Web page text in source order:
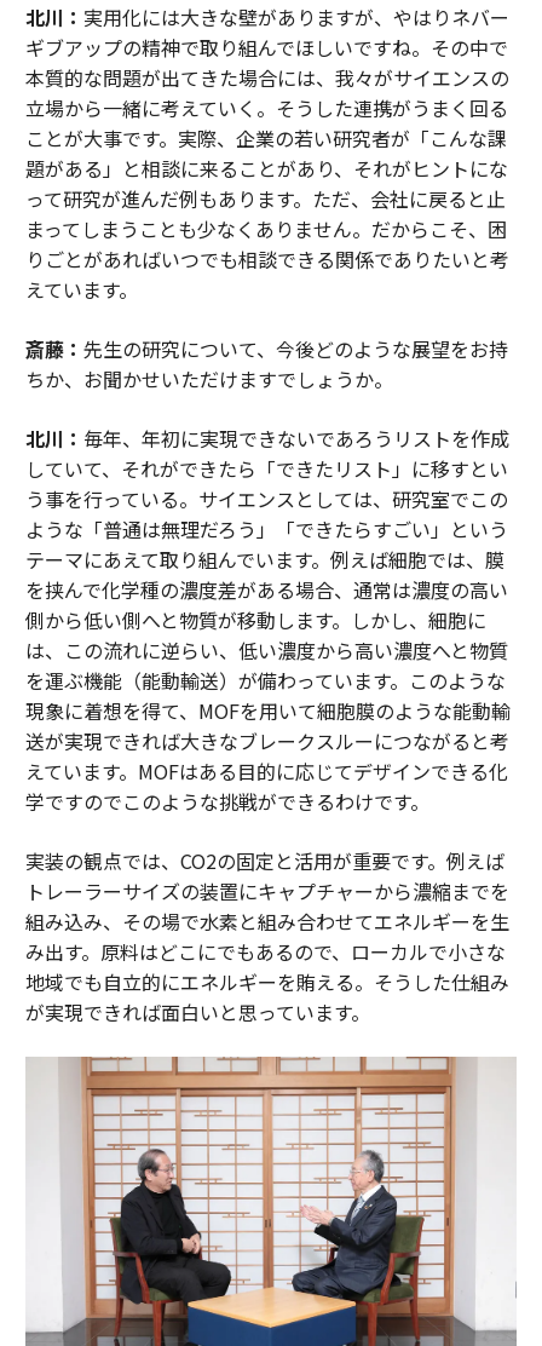
北川： 実用化には大きな壁がありますが、やはりネバー
ギブアップの精神で取り組んでほしいですね。その中で
本質的な問題が出てきた場合には、我々がサイエンスの
立場から一緒に考えていく。そうした連携がうまく回る
ことが大事です。実際、企業の若い研究者が「こんな課
題がある」と相談に来ることがあり、それがヒントにな
って研究が進んだ例もあります。ただ、会社に戻ると止
まってしまうことも少なくありません。だからこそ、困
りごとがあればいつでも相談できる関係でありたいと考
えています。
斎藤： 先生の研究について、今後どのような展望をお持
ちか、お聞かせいただけますでしょうか。
北川： 毎年、年初に実現できないであろうリストを作成
していて、それができたら「できたリスト」に移すとい
う事を行っている。サイエンスとしては、研究室でこの
ような「普通は無理だろう」「できたらすごい」という
テーマにあえて取り組んでいます。例えば細胞では、膜
を挟んで化学種の濃度差がある場合、通常は濃度の高い
側から低い側へと物質が移動します。しかし、細胞に
は、この流れに逆らい、低い濃度から高い濃度へと物質
を運ぶ機能（能動輸送）が備わっています。このような
現象に着想を得て、MOFを用いて細胞膜のような能動輸
送が実現できれば大きなブレークスルーにつながると考
えています。MOFはある目的に応じてデザインできる化
学ですのでこのような挑戦ができるわけです。
実装の観点では、CO2の固定と活用が重要です。例えば
トレーラーサイズの装置にキャプチャーから濃縮までを
組み込み、その場で水素と組み合わせてエネルギーを生
み出す。原料はどこにでもあるので、ローカルで小さな
地域でも自立的にエネルギーを賄える。そうした仕組み
が実現できれば面白いと思っています。